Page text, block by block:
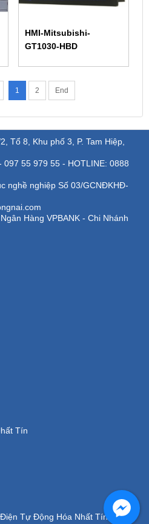
HMI-Mitsubishi-
GT1030-HBD
1 2 End
Tổ 8, Khu phố 3, P. Tam Hiệp,
55 979 55 - HOTLINE: 0888
nghề nghiệp Số 03/GCNĐKHĐ-
Hàng VPBANK - Chi Nhánh
Tín
Tự Động Hóa Nhất Tín.